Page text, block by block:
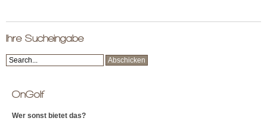
Ihre Sucheingabe
OnGolf
Wer sonst bietet das?